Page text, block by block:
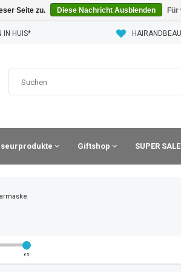
IN HUIS*
Giftshop SUPER
€5
Seite zu. Diese Nachricht Ausblenden